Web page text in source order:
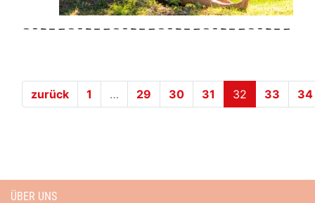
zurück 1 … 29 30 31 32 (current)
33 34
ÜBER UNS